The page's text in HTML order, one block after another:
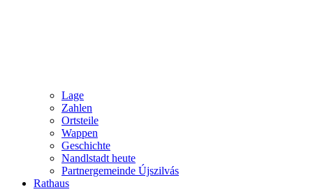
Lage
Zahlen
Ortsteile
Wappen
Geschichte
Nandlstadt heute
Partnergemeinde Újszilvás
Rathaus